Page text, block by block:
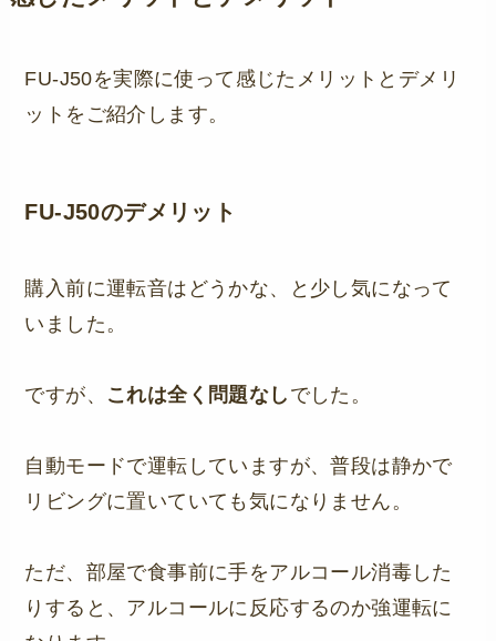
FU-J50を実際に使って感じたメリットとデメリ
ットをご紹介します。
FU-J50のデメリット
購入前に運転音はどうかな、と少し気になって
いました。
ですが、 これは全く問題なし でした。
自動モードで運転していますが、普段は静かで
リビングに置いていても気になりません。
ただ、部屋で食事前に手をアルコール消毒した
りすると、アルコールに反応するのか強運転に